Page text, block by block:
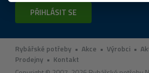
PŘIHLÁSIT SE
Rybářské potřeby • Akce • Výrobci •
Prodejny • Kontakt